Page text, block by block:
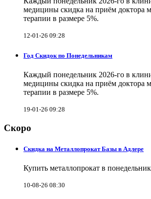
медицины скидка на приём доктора
терапии в размере 5%.
12-01-26 09:28
Год Скидок по Понедельникам
Каждый понедельник 2026-го в
медицины скидка на приём доктора
терапии в размере 5%.
19-01-26 09:28
Скоро
Скидка на Металлопрокат Базы в Адлере
Купить металлопрокат в
10-08-26 08:30